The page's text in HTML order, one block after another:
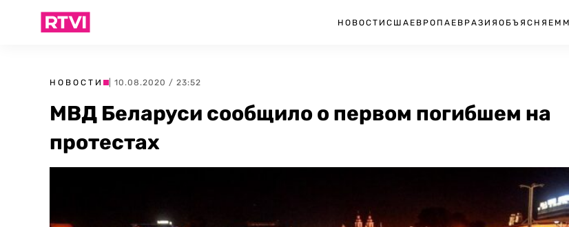
НОВОСТИ США ЕВРОПА ЕВРАЗИЯ ОБЪЯСНЯЕМ
НОВОСТИ | 10.08.2020 / 23:52
МВД Беларуси сообщило о первом погибшем на
протестах